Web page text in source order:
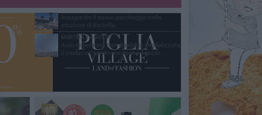
VENERDÌ 31 LUGLIO
MARTEDÌ 4 AGOSTO
Auto di persona con disabilità vandalizzata,
il sindaco Cannito condanna il gesto